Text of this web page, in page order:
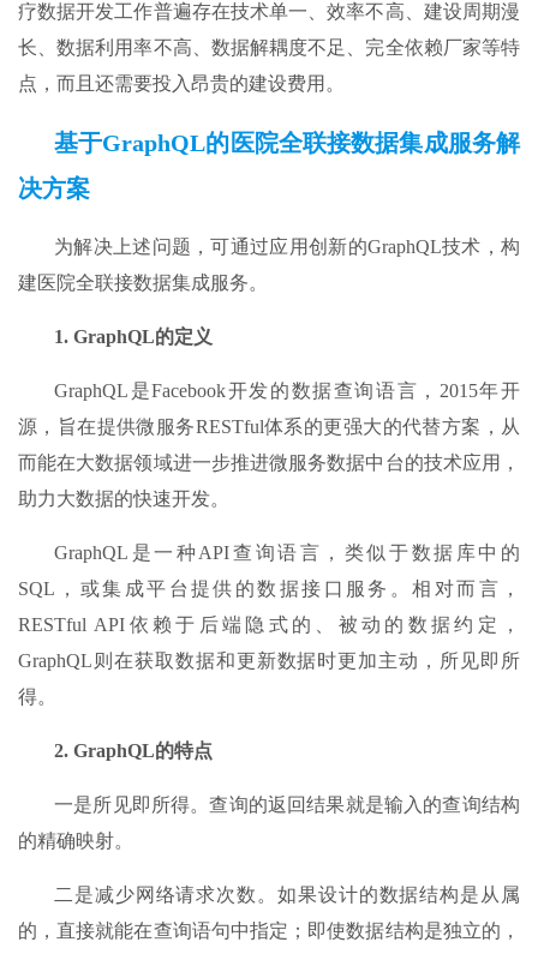
疗数据开发工作普遍存在技术单一、效率不高、建设周期漫
长、数据利用率不高、数据解耦度不足、完全依赖厂家等特
点，而且还需要投入昂贵的建设费用。
基于GraphQL的医院全联接数据集成服务解
决方案
为解决上述问题，可通过应用创新的GraphQL技术，构
建医院全联接数据集成服务。
1. GraphQL的定义
GraphQL是Facebook开发的数据查询语言，2015年开
源，旨在提供微服务RESTful体系的更强大的代替方案，从
而能在大数据领域进一步推进微服务数据中台的技术应用，
助力大数据的快速开发。
GraphQL是一种API查询语言，类似于数据库中的
SQL，或集成平台提供的数据接口服务。相对而言，
RESTful API依赖于后端隐式的、被动的数据约定，
GraphQL则在获取数据和更新数据时更加主动，所见即所
得。
2. GraphQL的特点
一是所见即所得。查询的返回结果就是输入的查询结构
的精确映射。
二是减少网络请求次数。如果设计的数据结构是从属
的，直接就能在查询语句中指定；即使数据结构是独立的，